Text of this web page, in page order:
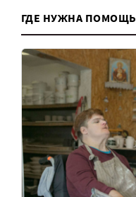
ГДЕ НУЖНА ПОМОЩЬ